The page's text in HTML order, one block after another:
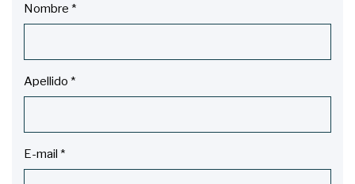
Nombre *
Apellido *
E-mail *